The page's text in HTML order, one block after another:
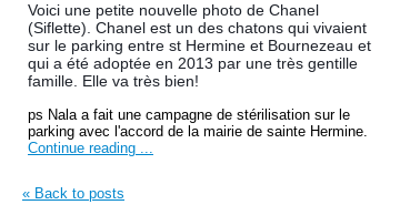
Voici une petite nouvelle photo de Chanel
(Siflette). Chanel est un des chatons qui vivaient
sur le parking entre st Hermine et Bournezeau et
qui a été adoptée en 2013 par une très gentille
famille. Elle va très bien!
ps Nala a fait une campagne de stérilisation sur le
parking avec l'accord de la mairie de sainte Hermine.
Continue reading ...
« Back to posts